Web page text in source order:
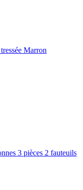
Marron
3 pièces 2 fauteuils